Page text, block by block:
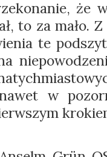
że
to za mało.
te
w